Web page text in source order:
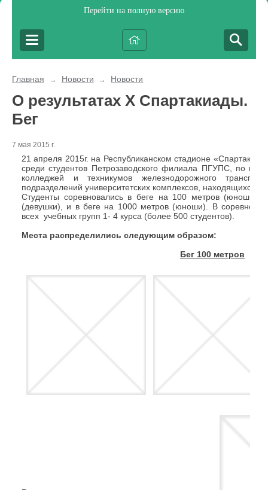
Перейти на полную версию
Главная → Новости → Новости
О результатах X Спартакиады.
Бег
7 мая 2015 г.
21 апреля 2015г. на Республиканском стадионе «Спартак»
среди студентов Петрозаводского филиала ПГУПС, по
колледжей и техникумов железнодорожного
подразделений университетских комплексов, находящихся
Студенты соревновались в беге на 100 метров (юноши
(девушки), и в беге на 1000 метров (юноши). В
всех учебных групп 1- 4 курса (более 500 студентов).
Места распределились следующим образом:
Бег 100 метров